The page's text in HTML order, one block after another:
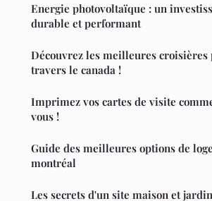
Energie photovoltaïque : un
durable et performant
Découvrez les meilleures croisières
travers le canada !
Imprimez vos cartes de visite
vous !
Guide des meilleures options de
montréal
Les secrets d'un site maison et